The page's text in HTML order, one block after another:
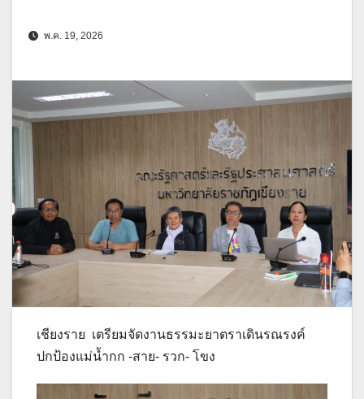
พ.ค. 19, 2026
เชียงราย เตรียมจัดงานธรรมะยาตราเดินรณรงค์
ปกป้องแม่น้ำกก -สาย- รวก- โขง